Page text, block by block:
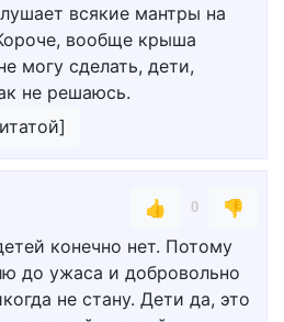
всякие мантры на
вообще крыша
могу сделать, дети,
не решаюсь.
👍 0
👎
конечно нет. Потому
до ужаса и добровольно
не стану. Дети да, это